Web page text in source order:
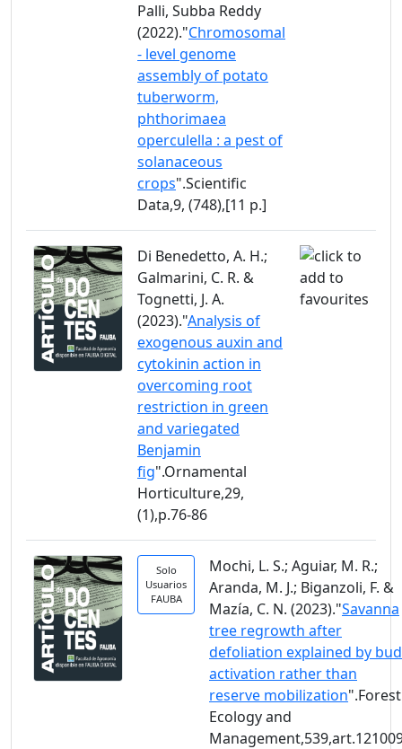
Palli, Subba Reddy
(2022)."Chromosomal
- level genome
assembly of potato
tuberworm,
phthorimaea
operculella : a pest of
solanaceous
crops".Scientific
Data,9, (748),[11 p.]
Di Benedetto, A. H.;
Galmarini, C. R. &
Tognetti, J. A.
(2023)."Analysis of
exogenous auxin and
cytokinin action in
overcoming root
restriction in green
and variegated
Benjamin
fig".Ornamental
Horticulture,29,
(1),p.76-86
Solo
Usuarios
FAUBA
Mochi, L. S.; Aguiar, M. R.;
Aranda, M. J.; Biganzoli, F. &
Mazía, C. N. (2023)."Savanna
tree regrowth after
defoliation explained by bud
activation rather than
reserve mobilization".Forest
Ecology and